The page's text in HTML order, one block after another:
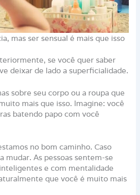
mas ser sensual é mais que isso
se você quer saber
deixar de lado a superficialidade.
sobre seu corpo ou a roupa que
mais que isso. Imagine: você
batendo papo com você
no bom caminho. Caso
mudar. As pessoas sentem-se
e com mentalidade
que você é muito mais